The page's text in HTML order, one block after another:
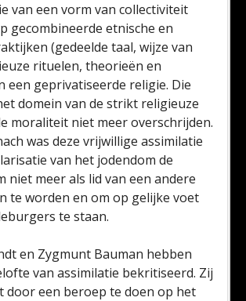
van een vorm van collectiviteit
gecombineerde etnische en
(gedeelde taal, wijze van
rituelen, theorieën en
een geprivatiseerde religie. Die
domein van de strikt religieuze
moraliteit niet meer overschrijden.
was deze vrijwillige assimilatie
van het jodendom de
niet meer als lid van een andere
te worden en om op gelijke voet
te staan.
en Zygmunt Bauman hebben
van assimilatie bekritiseerd. Zij
door een beroep te doen op het